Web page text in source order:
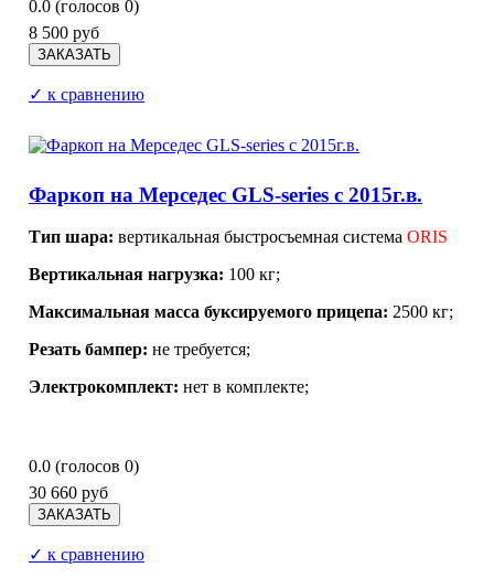
0.0 (голосов 0)
8 500 руб
✓ к сравнению
Фаркоп на Мерседес GLS-series с 2015г.в.
Тип шара: вертикальная быстросъемная система ORIS
Вертикальная нагрузка: 100 кг;
Максимальная масса буксируемого прицепа: 2500 кг;
Резать бампер: не требуется;
Электрокомплект: нет в комплекте;
0.0 (голосов 0)
30 660 руб
✓ к сравнению